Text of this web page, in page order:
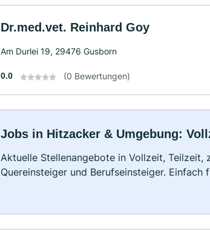
Dr.med.vet. Reinhard Goy
Am Durlei 19, 29476 Gusborn
0.0 (0 Bewertungen)
Jobs in Hitzacker & Umgebung:
Aktuelle Stellenangebote in Vollzeit,
Quereinsteiger und Berufseinsteiger. Einfach